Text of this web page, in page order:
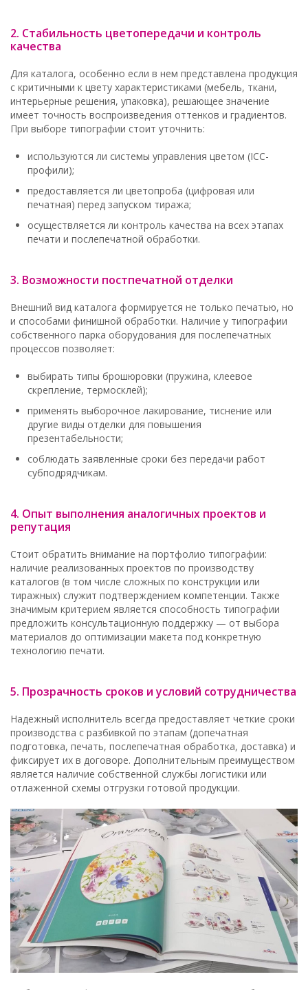
2. Стабильность цветопередачи и контроль
качества
Для каталога, особенно если в нем представлена продукция
с критичными к цвету характеристиками (мебель, ткани,
интерьерные решения, упаковка), решающее значение
имеет точность воспроизведения оттенков и градиентов.
При выборе типографии стоит уточнить:
используются ли системы управления цветом (ICC-
профили);
предоставляется ли цветопроба (цифровая или
печатная) перед запуском тиража;
осуществляется ли контроль качества на всех этапах
печати и послепечатной обработки.
3. Возможности постпечатной отделки
Внешний вид каталога формируется не только печатью, но
и способами финишной обработки. Наличие у типографии
собственного парка оборудования для послепечатных
процессов позволяет:
выбирать типы брошюровки (пружина, клеевое
скрепление, термосклей);
применять выборочное лакирование, тиснение или
другие виды отделки для повышения
презентабельности;
соблюдать заявленные сроки без передачи работ
субподрядчикам.
4. Опыт выполнения аналогичных проектов и
репутация
Стоит обратить внимание на портфолио типографии:
наличие реализованных проектов по производству
каталогов (в том числе сложных по конструкции или
тиражных) служит подтверждением компетенции. Также
значимым критерием является способность типографии
предложить консультационную поддержку — от выбора
материалов до оптимизации макета под конкретную
технологию печати.
5. Прозрачность сроков и условий сотрудничества
Надежный исполнитель всегда предоставляет четкие сроки
производства с разбивкой по этапам (допечатная
подготовка, печать, послепечатная обработка, доставка) и
фиксирует их в договоре. Дополнительным преимуществом
является наличие собственной службы логистики или
отлаженной схемы отгрузки готовой продукции.